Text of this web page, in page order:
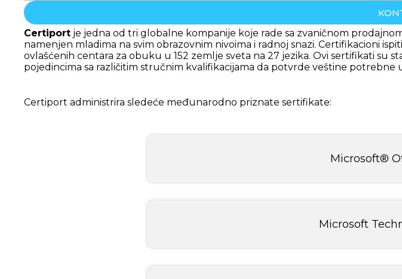
Certiport je jedna od tri globalne kompanije koje rade sa zvaničnom
namenjen mladima na svim obrazovnim nivoima i radnoj snazi. Certifikacioni
ovlašćenih centara za obuku u 152 zemlje sveta na 27 jezika. Ovi sertifikati su
pojedincima sa različitim stručnim kvalifikacijama da potvrde veštine
Certiport administrira sledeće međunarodno priznate sertifikate:
Microsoft®
Microsoft